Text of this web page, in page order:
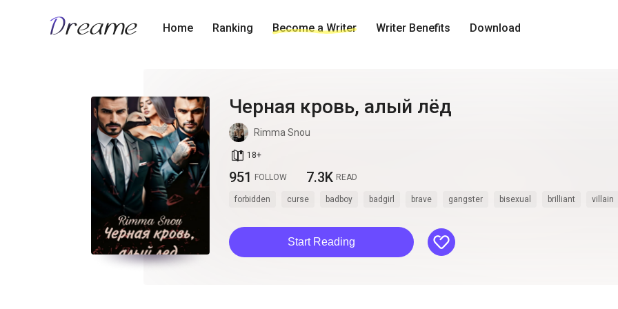
Home Ranking Become a Writer Writer Benefits Download
Черная кровь, алый лёд
Rimma Snou
book_age 18+
951 FOLLOW 7.3K READ
forbidden curse badboy badgirl brave gangster bisexual brilliant villain
Start Reading like